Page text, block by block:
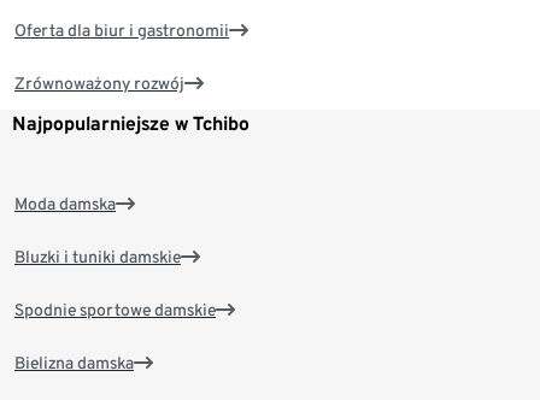
Oferta dla biur i gastronomii
Zrównoważony rozwój
Najpopularniejsze w Tchibo
Moda damska
Bluzki i tuniki damskie
Spodnie sportowe damskie
Bielizna damska